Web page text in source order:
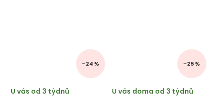
–24 %
U vás od 3 týdnů
–25 %
U vás doma od 3 týdnů